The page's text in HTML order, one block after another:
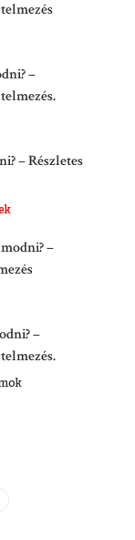
–
– Részletes
–
–